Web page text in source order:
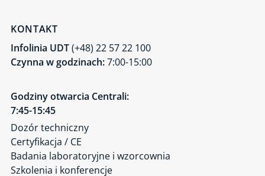
KONTAKT
Infolinia UDT(+48) 22 57 22 100
Czynna w godzinach:7:00-15:00
Godziny otwarcia Centrali:
7:45-15:45
Dozór techniczny
Certyfikacja / CE
Badania laboratoryjne i wzorcownia
Szkolenia i konferencje